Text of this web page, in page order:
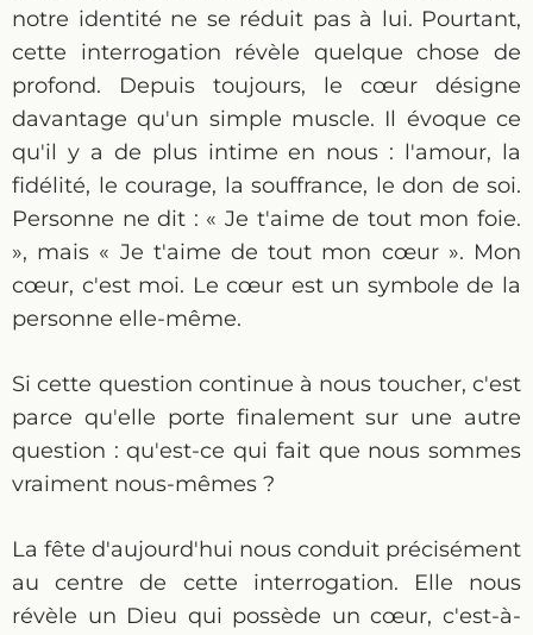
notre identité ne se réduit pas à lui. Pourtant,
cette interrogation révèle quelque chose de
profond. Depuis toujours, le cœur désigne
davantage qu'un simple muscle. Il évoque ce
qu'il y a de plus intime en nous : l'amour, la
fidélité, le courage, la souffrance, le don de soi.
Personne ne dit : « Je t'aime de tout mon foie.
», mais « Je t'aime de tout mon cœur ». Mon
cœur, c'est moi. Le cœur est un symbole de la
personne elle-même.
Si cette question continue à nous toucher, c'est
parce qu'elle porte finalement sur une autre
question : qu'est-ce qui fait que nous sommes
vraiment nous-mêmes ?
La fête d'aujourd'hui nous conduit précisément
au centre de cette interrogation. Elle nous
révèle un Dieu qui possède un cœur, c'est-à-